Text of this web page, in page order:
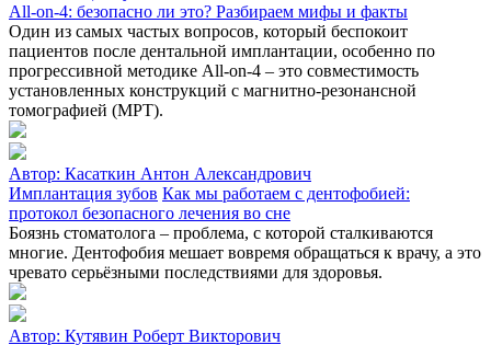
All‑on‑4: безопасно ли это? Разбираем мифы и факты
Один из самых частых вопросов, который беспокоит
пациентов после дентальной имплантации, особенно по
прогрессивной методике All-on-4 – это совместимость
установленных конструкций с магнитно-резонансной
томографией (МРТ).
Автор: Касаткин Антон Александрович
Имплантация зубов Как мы работаем с дентофобией:
протокол безопасного лечения во сне
Боязнь стоматолога – проблема, с которой сталкиваются
многие. Дентофобия мешает вовремя обращаться к врачу, а это
чревато серьёзными последствиями для здоровья.
Автор: Кутявин Роберт Викторович